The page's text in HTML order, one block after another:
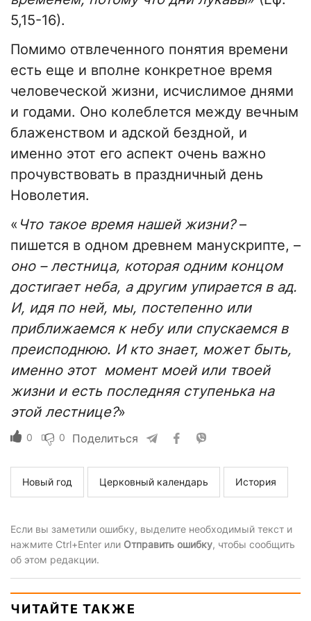
5,15-16).
Помимо отвлеченного понятия времени
есть еще и вполне конкретное время
человеческой жизни, исчислимое днями
и годами. Оно колеблется между вечным
блаженством и адской бездной, и
именно этот его аспект очень важно
прочувствовать в праздничный день
Новолетия.
« Что такое время нашей жизни?–
пишется в одном древнем манускрипте, –
оно – лестница, которая одним концом
достигает неба, а другим упирается в ад.
И, идя по ней, мы, постепенно или
приближаемся к небу или спускаемся в
преисподнюю. И кто знает, может быть,
именно этот момент моей или твоей
жизни и есть последняя ступенька на
этой лестнице?»
0 0 Поделиться
Новый год Церковный календарь История
Если вы заметили ошибку, выделите необходимый текст и
нажмите Ctrl+Enter или Отправить ошибку, чтобы сообщить
об этом редакции.
ЧИТАЙТЕ ТАКЖЕ